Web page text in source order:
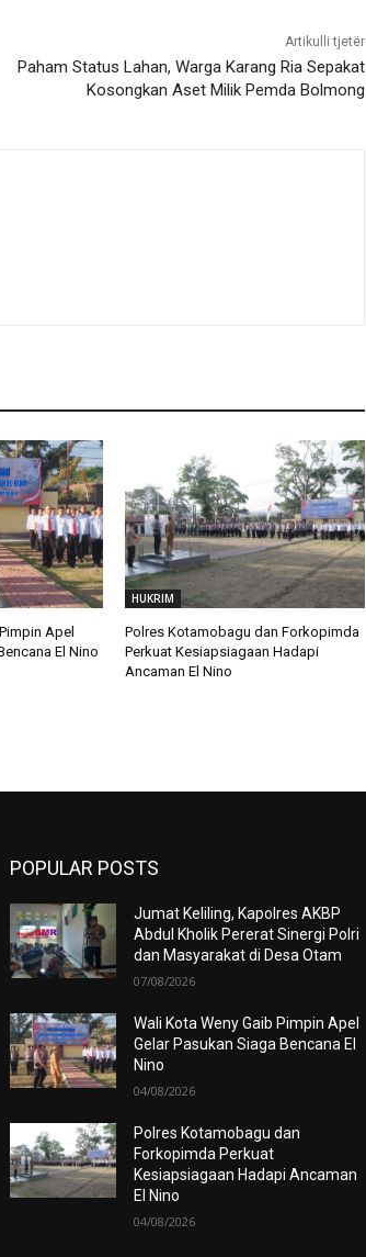
Artikulli tjetër
Paham Status Lahan, Warga Karang Ria Sepakat
Kosongkan Aset Milik Pemda Bolmong
Apel
El Nino
HUKRIM
Polres Kotamobagu dan Forkopimda
Perkuat Kesiapsiagaan Hadapi
Ancaman El Nino
POPULAR POSTS
Jumat Keliling, Kapolres AKBP
Abdul Kholik Pererat Sinergi Polri
dan Masyarakat di Desa Otam
07/08/2026
Wali Kota Weny Gaib Pimpin Apel
Gelar Pasukan Siaga Bencana El
Nino
04/08/2026
Polres Kotamobagu dan
Forkopimda Perkuat
Kesiapsiagaan Hadapi Ancaman
El Nino
04/08/2026